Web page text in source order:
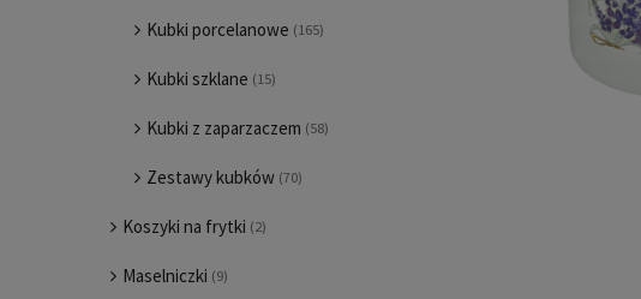
Kubki porcelanowe (165)
Kubki szklane (15)
Kubki z zaparzaczem (58)
Zestawy kubków (70)
Koszyki na frytki (2)
Maselniczki (9)